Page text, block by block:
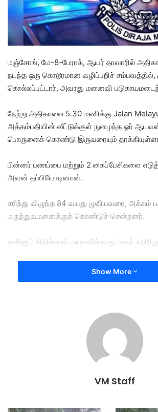
a
i
மஞ்சோங், மே-8-பேராக், ஆயர் தாவாரில்
நடந்த ஒரு கொடூரமான வழிப்பறிச் சம்பவத்தில்,
கொல்லப்பட்டார், அவரது மனைவி
​நேற்று அதிகாலை 5.30 மணிக்கு Jalan
அத்தம்பதியின் வீட்டுக்குள் நுழைந்த ஓர்
பொருளைக் கொண்டு இருவரையும்
பின்னர் பணப்பை மற்றும் 2 கைப்பேசிகளை
அவன் தப்பியோடினான்.
சரிந்து விழுந்த 84 வயது முதியவரை,
மருத்துவமனைக்குக் கொண்டுச் சென்றனர்.
எனினும் சிகிச்சைப் பலனளிக்காது அவர்
அவரின் மனைவி படுகாயங்களுடன் உயிருக்குப்
அவன் கொள்ளையிட்ட சில பொருட்களும்
விசாரணைக்காக 1 வாரம் அவன் தடுத்து
Show More
VM Staff